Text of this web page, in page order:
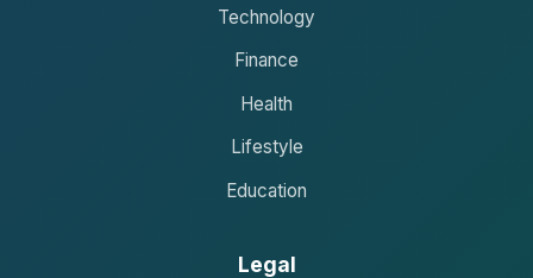
Technology
Finance
Health
Lifestyle
Education
Legal